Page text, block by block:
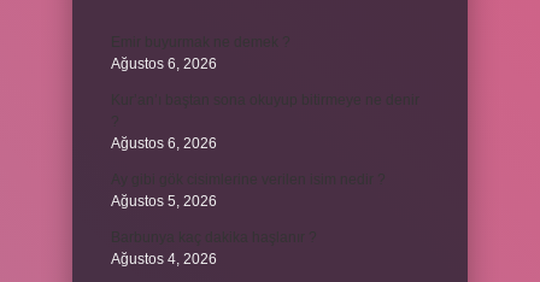
Ağustos 6, 2026
Kur’an’ı baştan sona okuyup bitirmeye ne denir
Ağustos 6, 2026
Ağustos 5, 2026
Ağustos 4, 2026